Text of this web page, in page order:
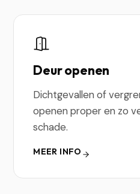
Deur openen
Dichtgevallen of
openen proper en zo
schade.
MEER INFO